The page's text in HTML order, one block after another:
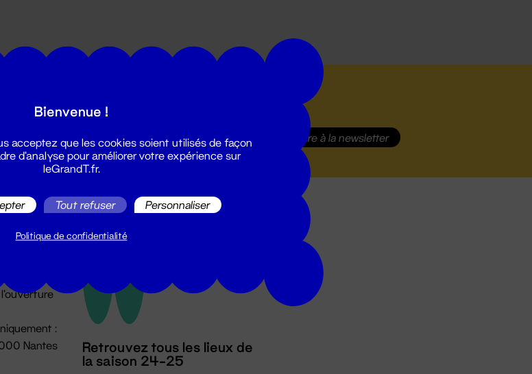
du Grand T :
S'inscrire à la newsletter
l'ouverture
:
Nantes
Retrouvez tous les lieux de
la saison 24-25
Bienvenue !
acceptez que les cookies soient utilisés de façon
d'analyse pour améliorer votre expérience sur
leGrandT.fr.
Tout refuser Personnaliser
Politique de confidentialité